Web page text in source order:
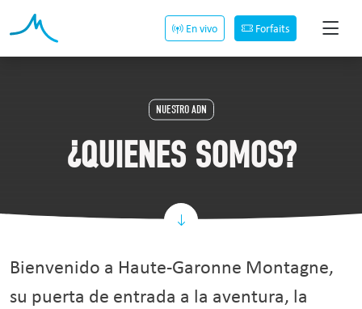
En vivo Forfaits
NUESTRO ADN
¿QUIENES SOMOS?
Bienvenido a Haute-Garonne Montagne,
su puerta de entrada a la aventura, la